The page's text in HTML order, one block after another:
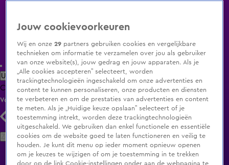
Uitzending Gemist Populaire programma's Zenders Genres
ClipsFilmsRadioSmart TV inlogShop
Volg KIJK
Zoeken
Jouw cookievoorkeuren
Wij en onze29 partners gebruiken cookies en vergelijkbare
technieken om informatie te verzamelen over jou als gebruiker
van onze website(s), jouw gedrag en jouw apparaten. Als je
„Alle cookies accepteren” selecteert, worden
trackingtechnologieën ingeschakeld om onze advertenties en
content te kunnen personaliseren, onze producten en diensten
te verbeteren en om de prestaties van advertenties en content
te meten. Als je „Huidige keuze opslaan” selecteert of je
toestemming intrekt, worden deze trackingtechnologieën
uitgeschakeld. We gebruiken dan enkel functionele en essentiële
cookies om de website goed te laten functioneren en veilig te
houden. Je kunt dit menu op ieder moment opnieuw openen
om je keuzes te wijzigen of om je toestemming in te trekken
door op de link Cookie-instellingen onder aan de webpagina te